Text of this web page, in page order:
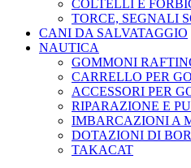
COLTELLI E
TORCE, SEGNALI
CANI DA SALVATAGGIO
NAUTICA
GOMMONI
CARRELLO PER
ACCESSORI PER
RIPARAZIONE E
IMBARCAZIONI A
DOTAZIONI DI
TAKACAT